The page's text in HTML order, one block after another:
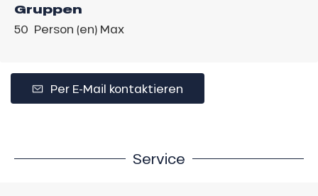
Gruppen
50 Person (en) Max
Per E-Mail kontaktieren
Service